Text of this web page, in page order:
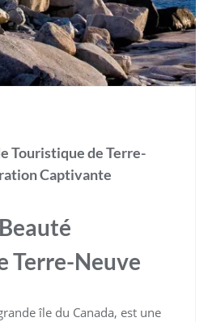
Touristique de Terre-
Captivante
Terre-Neuve
île du Canada, est une